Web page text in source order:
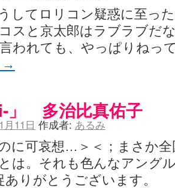
してロリコン疑惑に至っ
スと京太郎はラブラブだ
われても、やっぱりねっ
→
」 多治比真佑子
月11日 作成者: あるみ
に可哀想…＞＜；まさか
は。それも色んなアング
ありがとうございます。